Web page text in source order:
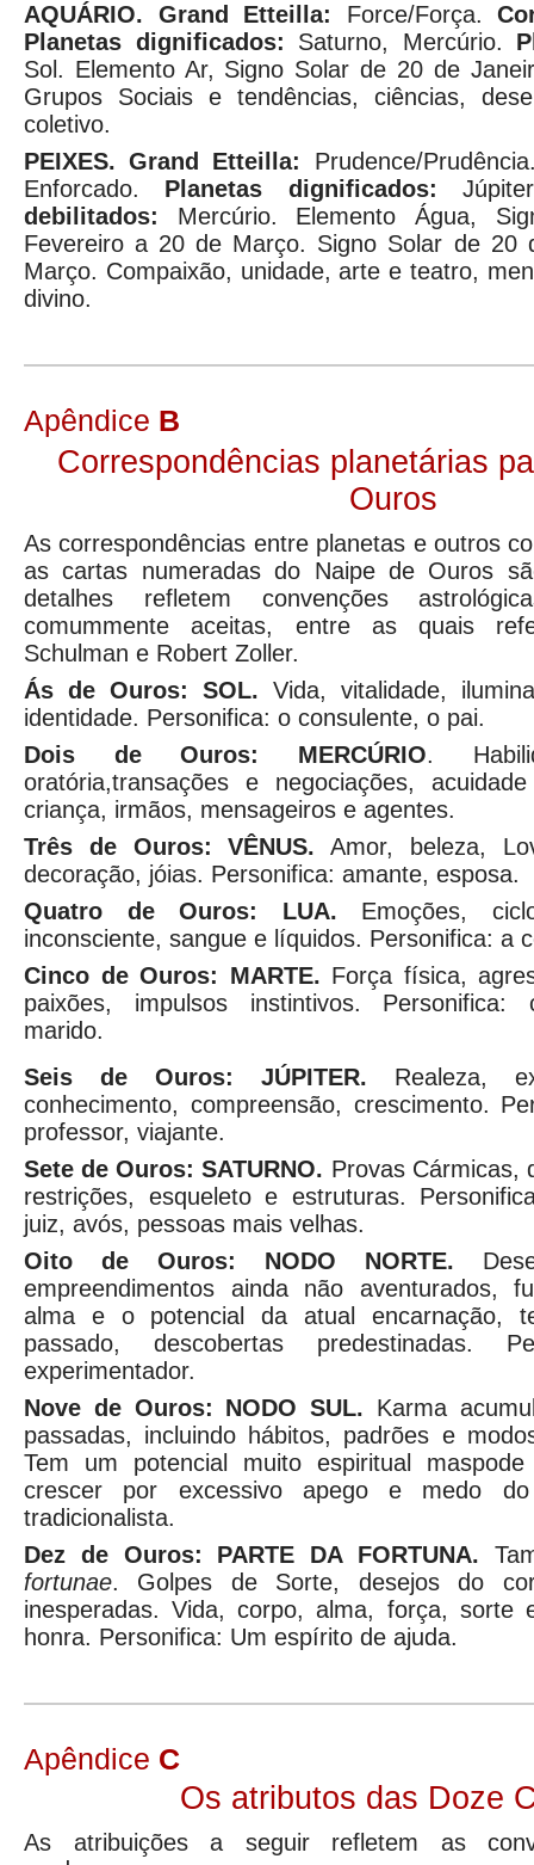
AQUÁRIO.
Grand Etteilla: Force/Força.
Planetas dignificados: Saturno, Mercúrio.
Sol. Elemento Ar, Signo Solar de 20 de
Grupos Sociais e tendências, ciências,
coletivo.
PEIXES. Grand Etteilla: Prudence/
Enforcado. Planetas dignificados:
debilitados: Mercúrio. Elemento Água,
Fevereiro a 20 de Março. Signo Solar de 20
Março. Compaixão, unidade, arte e teatro,
divino.
Apêndice B
Correspondências planetárias
Ouros
As correspondências entre planetas e outros
as cartas numeradas do Naipe de Ouros
detalhes refletem convenções
comummente aceitas, entre as quais
Schulman e Robert Zoller.
Ás de Ouros: SOL. Vida, vitalidade,
identidade. Personifica: o consulente, o pai.
Dois de Ouros: MERCÚRIO.
oratória,transações e negociações,
criança, irmãos, mensageiros e agentes.
Três de Ouros: VÊNUS. Amor, beleza,
decoração, jóias. Personifica: amante, esposa.
Quatro de Ouros: LUA. Emoções,
inconsciente, sangue e líquidos. Personifica: a
Cinco de Ouros: MARTE. Força física,
paixões, impulsos instintivos. Personifica:
marido.
Seis de Ouros: JÚPITER. Realeza,
conhecimento, compreensão, crescimento.
professor, viajante.
Sete de Ouros: SATURNO. Provas Cármicas,
restrições, esqueleto e estruturas.
juiz, avós, pessoas mais velhas.
Oito de Ouros: NODO NORTE.
empreendimentos ainda não aventurados,
alma e o potencial da atual encarnação,
passado, descobertas predestinadas.
experimentador.
Nove de Ouros: NODO SUL. Karma
passadas, incluindo hábitos, padrões e
Tem um potencial muito espiritual
crescer por excessivo apego e medo do
tradicionalista.
Dez de Ouros: PARTE DA FORTUNA.
fortunae. Golpes de Sorte, desejos do
inesperadas. Vida, corpo, alma, força, sorte
honra. Personifica: Um espírito de ajuda.
Apêndice C
Os atributos das Doze
As atribuições a seguir refletem as